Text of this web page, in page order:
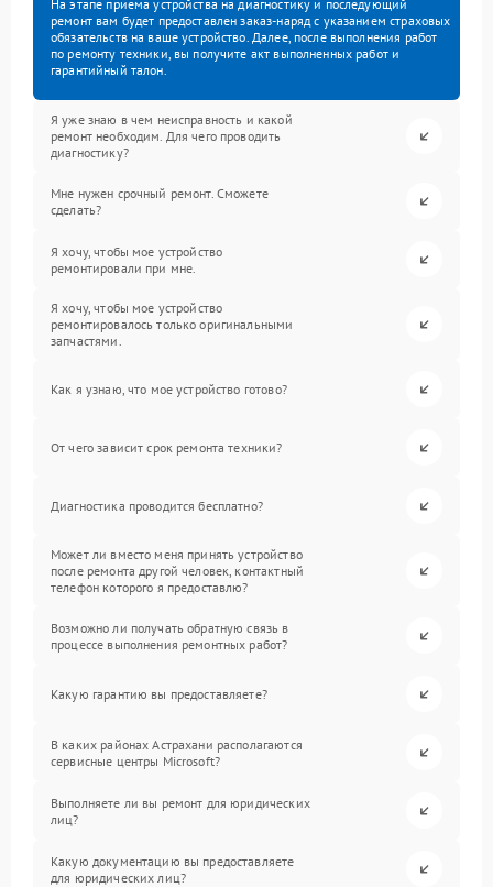
На этапе приема устройства на диагностику и последующий
ремонт вам будет предоставлен заказ-наряд с указанием страховых
обязательств на ваше устройство. Далее, после выполнения работ
по ремонту техники, вы получите акт выполненных работ и
гарантийный талон.
Я уже знаю в чем неисправность и какой
ремонт необходим. Для чего проводить
диагностику?
Мне нужен срочный ремонт. Сможете
сделать?
Я хочу, чтобы мое устройство
ремонтировали при мне.
Я хочу, чтобы мое устройство
ремонтировалось только оригинальными
запчастями.
Как я узнаю, что мое устройство готово?
От чего зависит срок ремонта техники?
Диагностика проводится бесплатно?
Может ли вместо меня принять устройство
после ремонта другой человек, контактный
телефон которого я предоставлю?
Возможно ли получать обратную связь в
процессе выполнения ремонтных работ?
Какую гарантию вы предоставляете?
В каких районах Астрахани располагаются
сервисные центры Microsoft?
Выполняете ли вы ремонт для юридических
лиц?
Какую документацию вы предоставляете
для юридических лиц?